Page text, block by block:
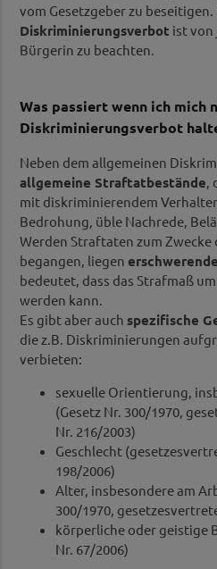
vom Gesetzgeber zu beseitigen.
Diskriminierungsverbot ist von
Bürgerin zu beachten.
Was passiert wenn ich mich
Diskriminierungsverbot
Neben dem allgemeinen
allgemeine Straftatbestände,
mit diskriminierendem
Bedrohung, üble Nachrede,
Werden Straftaten zum
begangen, liegen
bedeutet, dass das Strafmaß
werden kann.
Es gibt aber auch spezifische
die z.B. Diskriminierungen
verbieten:
sexuelle Orientierung,
(Gesetz Nr. 300/1970,
Nr. 216/2003)
Geschlecht
198/2006)
Alter, insbesondere am
300/1970,
körperliche oder geistige
Nr. 67/2006)